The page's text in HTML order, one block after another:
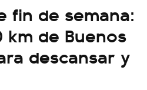
fin de semana:
km de Buenos
descansar y